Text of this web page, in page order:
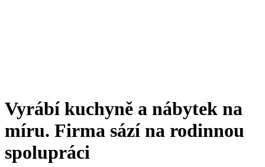
Vyrábí kuchyně a nábytek na
míru. Firma sází na rodinnou
spolupráci